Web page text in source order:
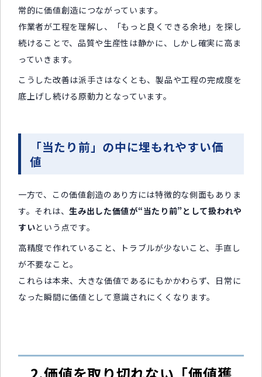
常的に価値創造につながっています。
作業者が工程を理解し、「もっと良くできる余地」を探し
続けることで、品質や生産性は静かに、しかし確実に高ま
っていきます。
こうした改善は派手さはなくとも、製品や工程の完成度を
底上げし続ける原動力となっています。
「当たり前」の中に埋もれやすい価
値
一方で、この価値創造のあり方には特徴的な側面もありま
す。それは、生み出した価値が“当たり前”として扱われや
すいという点です。
高精度で作れていること、トラブルが少ないこと、手直し
が不要なこと。
これらは本来、大きな価値であるにもかかわらず、日常に
なった瞬間に価値として意識されにくくなります。